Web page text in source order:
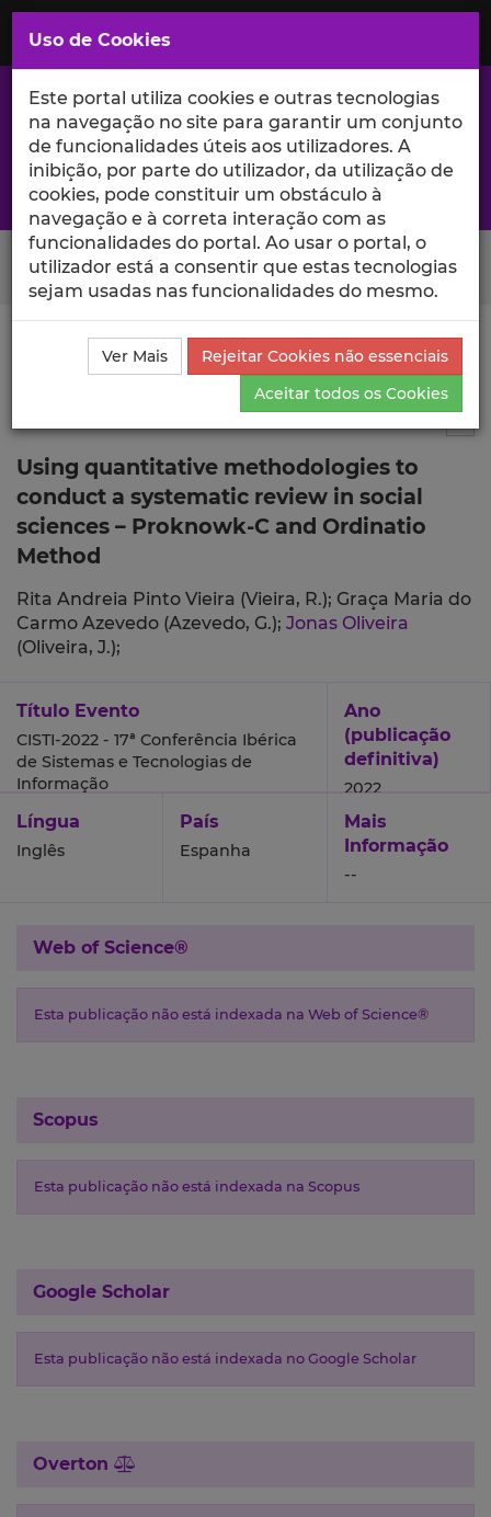
Saltar
para
Conteúdo
Principal
A excelência da investigação e ciência no Iscte
Search Button
Ciência_Iscte Comunicações
Descrição Detalhada
da Comunicação
Using quantitative methodologies to
conduct a systematic review in social
sciences – Proknowk-C and Ordinatio
Method
Rita Andreia Pinto Vieira (Vieira, R.); Graça Maria do
Carmo Azevedo (Azevedo, G.); Jonas Oliveira
(Oliveira, J.);
Título Evento
CISTI-2022 - 17ª Conferência Ibérica
de Sistemas e Tecnologias de
Informação
Ano
(publicação
definitiva)
2022
Língua
Inglês
País
Espanha
Mais
Informação
--
Web of Science®
Esta publicação não está indexada na Web of Science®
Scopus
Esta publicação não está indexada na Scopus
Google Scholar
Esta publicação não está indexada no Google Scholar
Overton
Uso de Cookies
Este portal utiliza cookies e outras tecnologias
na navegação no site para garantir um conjunto
de funcionalidades úteis aos utilizadores. A
inibição, por parte do utilizador, da utilização de
cookies, pode constituir um obstáculo à
navegação e à correta interação com as
funcionalidades do portal. Ao usar o portal, o
utilizador está a consentir que estas tecnologias
sejam usadas nas funcionalidades do mesmo.
Ver Mais
Rejeitar Cookies não essenciais
Aceitar todos os Cookies